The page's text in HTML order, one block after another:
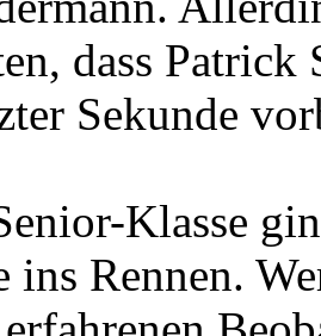
dass
Sekunde
Klasse
ins Rennen.